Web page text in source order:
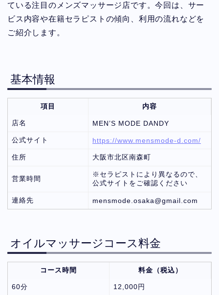
ている注目のメンズマッサージ店です。今回は、サー
ビス内容や在籍セラピストの傾向、利用の流れなどを
ご紹介します。
基本情報
項目 内容
店名 MEN’S MODE DANDY
公式サイト https://www.mensmode-d.com/
住所 大阪市北区南森町
営業時間
※セラピストにより異なるので、
公式サイトをご確認ください
連絡先 mensmode.osaka@gmail.com
オイルマッサージコース料金
コース時間 料金（税込）
60分 12,000円